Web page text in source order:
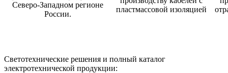
Северо-Западном регионе
России.
пластмассовой изоляцией
Светотехнические решения и полный каталог
электротехнической продукции: